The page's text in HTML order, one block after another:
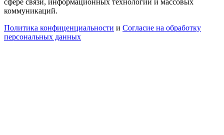
коммуникаций.
Политика конфиценциальности и Согласие на обработку
персональных данных